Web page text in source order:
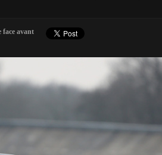
face avant